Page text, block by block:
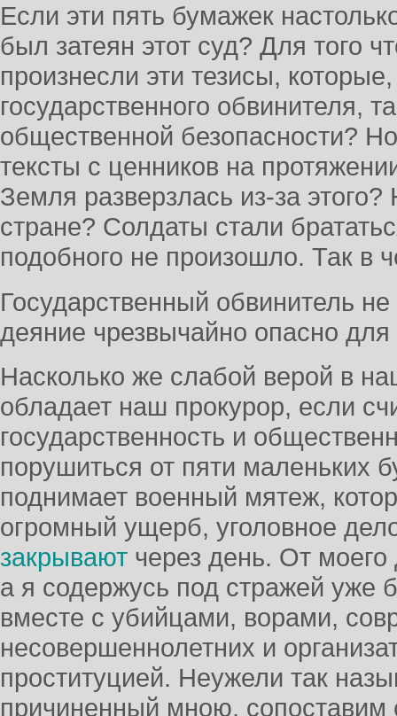
Если эти пять бумажек
был затеян этот суд? Для того
произнесли эти тезисы,
государственного обвинителя,
общественной безопасности?
тексты с ценников на
Земля разверзлась из-за
стране? Солдаты стали
подобного не произошло. Так в
Государственный обвинитель
деяние чрезвычайно опасно
Насколько же слабой верой в
обладает наш прокурор, если
государственность и
порушиться от пяти маленьких
поднимает военный мятеж,
огромный ущерб, уголовное
закрывают через день. От
а я содержусь под стражей уже
вместе с убийцами, ворами,
несовершеннолетних и
проституцией. Неужели так
причиненный мною, сопоставим